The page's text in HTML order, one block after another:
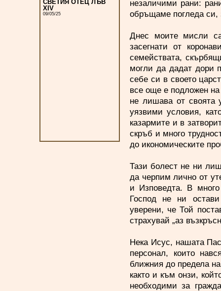
СВЕТИЯ ОТЕЦ ЛЪВ
XIV
09/05/25
незаличими рани:
обръщаме погледа си,
Днес моите мисли
засегнати от
семействата,
могли да дадат дори
себе си в своето
все още е подложен на
не лишава от своята
уязвими условия,
казармите и в
скръб и много
до икономическите
Тази болест не ни
да черпим лично от
и Изповедта. В
Господ не ни
уверени, че Той
страхувай „аз
Нека Исус, нашата
персонал, които
ближния до предела
както и към онзи,
необходими за